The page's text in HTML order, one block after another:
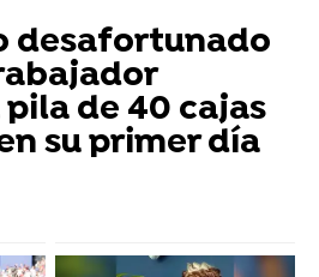
desafortunado
de 40 cajas
su primer día